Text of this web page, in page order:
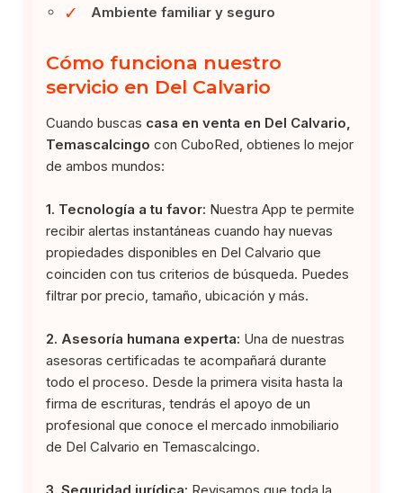
✓ Ambiente familiar y seguro
Cómo funciona nuestro
servicio en Del Calvario
Cuando buscas casa en venta en Del Calvario,
Temascalcingo con CuboRed, obtienes lo mejor
de ambos mundos:
1. Tecnología a tu favor: Nuestra App te permite
recibir alertas instantáneas cuando hay nuevas
propiedades disponibles en Del Calvario que
coinciden con tus criterios de búsqueda. Puedes
filtrar por precio, tamaño, ubicación y más.
2. Asesoría humana experta: Una de nuestras
asesoras certificadas te acompañará durante
todo el proceso. Desde la primera visita hasta la
firma de escrituras, tendrás el apoyo de un
profesional que conoce el mercado inmobiliario
de Del Calvario en Temascalcingo.
3. Seguridad jurídica: Revisamos que toda la